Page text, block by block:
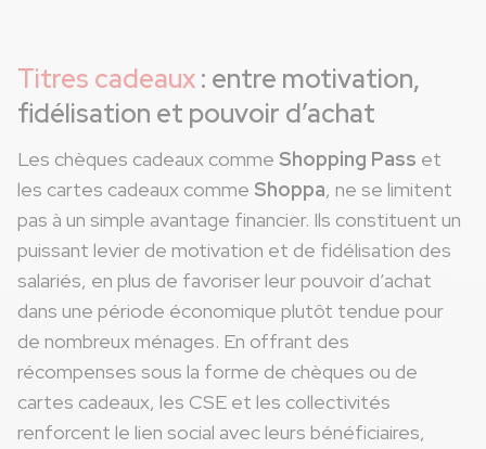
Titres cadeaux: entre motivation,
fidélisation et pouvoir d’achat
Les chèques cadeaux comme Shopping Pass et
les cartes cadeaux comme Shoppa, ne se limitent
pas à un simple avantage financier. Ils constituent un
puissant levier de motivation et de fidélisation des
salariés, en plus de favoriser leur pouvoir d’achat
dans une période économique plutôt tendue pour
de nombreux ménages. En offrant des
récompenses sous la forme de chèques ou de
cartes cadeaux, les CSE et les collectivités
renforcent le lien social avec leurs bénéficiaires,